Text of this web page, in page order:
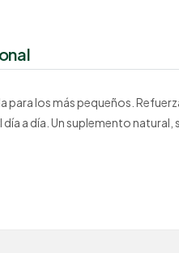
los más pequeños.
a día. Un suplemento natural,